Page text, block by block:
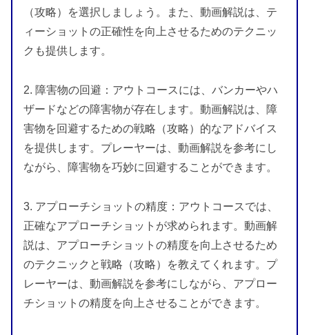
（攻略）を選択しましょう。また、動画解説は、テ
ィーショットの正確性を向上させるためのテクニッ
クも提供します。
2. 障害物の回避：アウトコースには、バンカーやハ
ザードなどの障害物が存在します。動画解説は、障
害物を回避するための戦略（攻略）的なアドバイス
を提供します。プレーヤーは、動画解説を参考にし
ながら、障害物を巧妙に回避することができます。
3. アプローチショットの精度：アウトコースでは、
正確なアプローチショットが求められます。動画解
説は、アプローチショットの精度を向上させるため
のテクニックと戦略（攻略）を教えてくれます。プ
レーヤーは、動画解説を参考にしながら、アプロー
チショットの精度を向上させることができます。